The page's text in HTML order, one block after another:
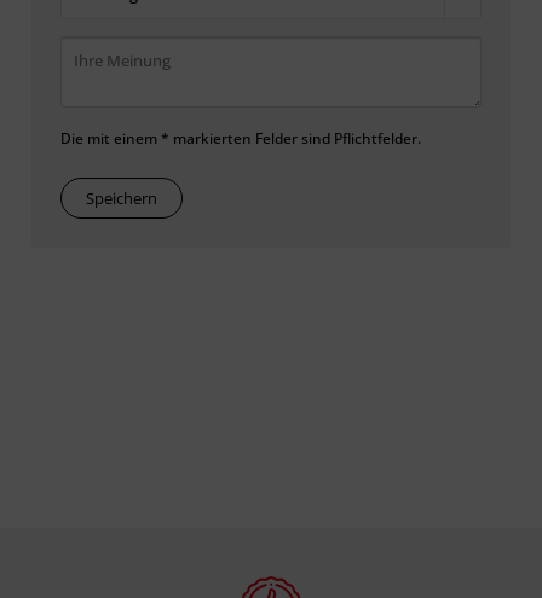
Die mit einem * markierten Felder sind Pflichtfelder.
Speichern